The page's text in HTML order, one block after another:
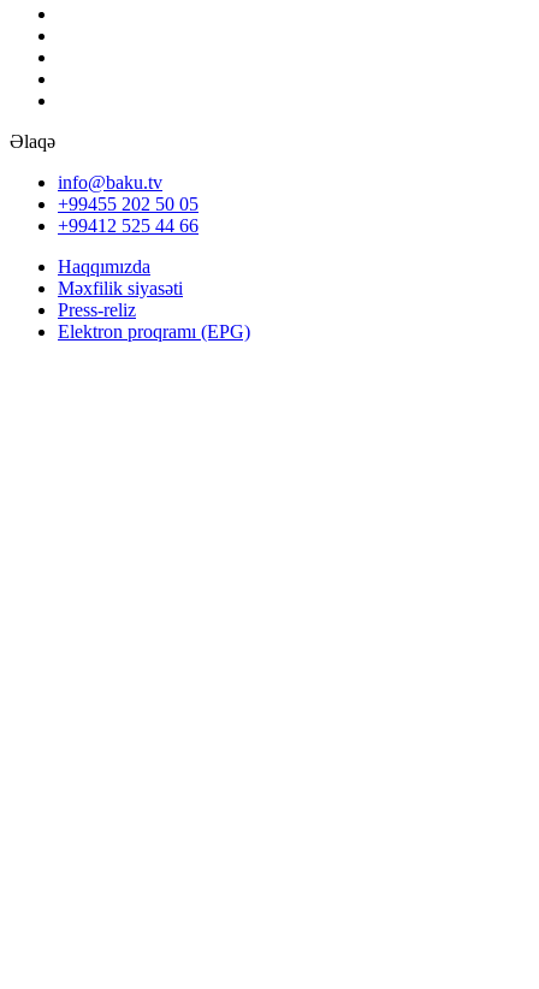
Əlaqə
info@baku.tv
+99455 202 50 05
+99412 525 44 66
Haqqımızda
Məxfilik siyasəti
Press-reliz
Elektron proqramı (EPG)